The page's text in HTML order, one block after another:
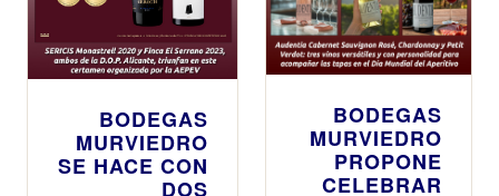
BODEGAS
MURVIEDRO
SE HACE CON
DOS
BODEGAS
MURVIEDRO
PROPONE
CELEBRAR